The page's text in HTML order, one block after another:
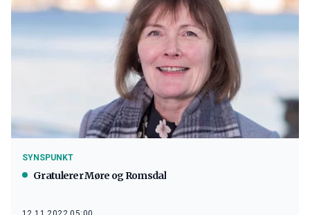
SYNSPUNKT
Gratulerer Møre og Romsdal